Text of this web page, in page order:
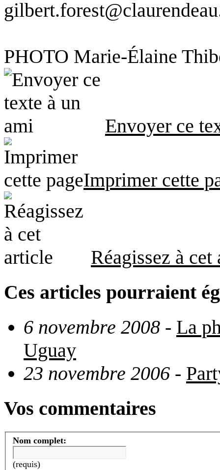
PHOTO Marie-Élaine
Envoyer ce
Imprimer cette
Réagissez à
Ces articles pourraient
6 novembre 2008 - La
Uguay
23 novembre 2006 -
Vos commentaires
Nom complet:
(requis)